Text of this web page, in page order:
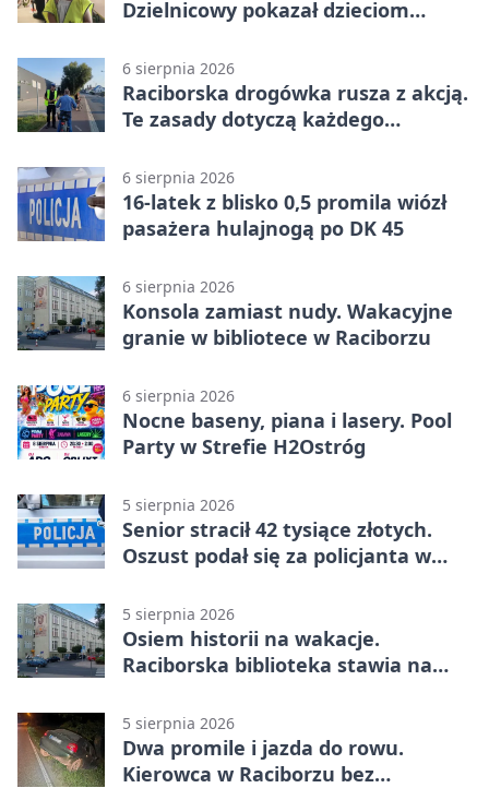
Dzielnicowy pokazał dzieciom
6 sierpnia 2026
Raciborska drogówka rusza z akcją.
Te zasady dotyczą każdego
6 sierpnia 2026
16-latek z blisko 0,5 promila wiózł
pasażera hulajnogą po DK 45
6 sierpnia 2026
Konsola zamiast nudy. Wakacyjne
granie w bibliotece w Raciborzu
6 sierpnia 2026
Nocne baseny, piana i lasery. Pool
Party w Strefie H2Ostróg
5 sierpnia 2026
Senior stracił 42 tysiące złotych.
Oszust podał się za policjanta w
5 sierpnia 2026
Osiem historii na wakacje.
Raciborska biblioteka stawia na
5 sierpnia 2026
Dwa promile i jazda do rowu.
Kierowca w Raciborzu bez